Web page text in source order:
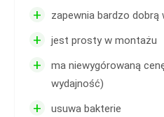
+ zapewnia bardzo dobrą
+ jest prosty w montażu
+
ma niewygórowaną
wydajność)
+ usuwa bakterie